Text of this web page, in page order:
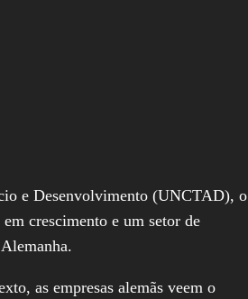
e Desenvolvimento (UNCTAD), o
crescimento e um setor de
as empresas alemãs veem o